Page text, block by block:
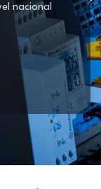
nacional